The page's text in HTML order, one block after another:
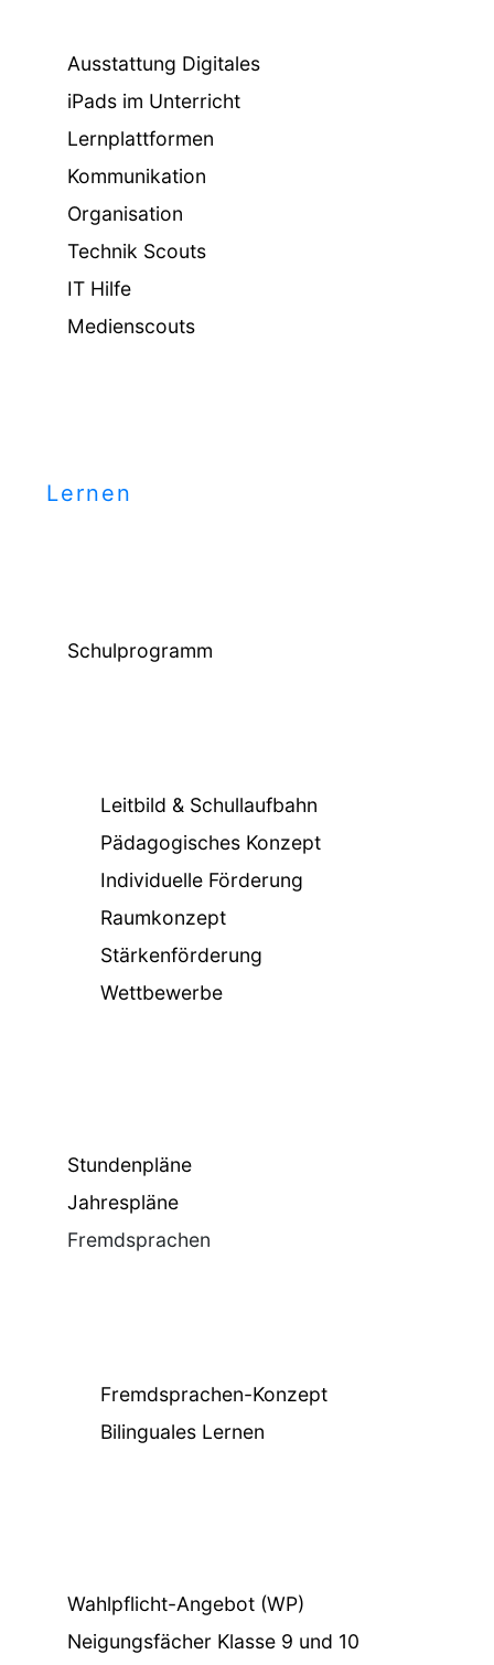
Ausstattung Digitales
iPads im Unterricht
Lernplattformen
Kommunikation
Organisation
Technik Scouts
IT Hilfe
Medienscouts
Lernen
Schulprogramm
Leitbild & Schullaufbahn
Pädagogisches Konzept
Individuelle Förderung
Raumkonzept
Stärkenförderung
Wettbewerbe
Stundenpläne
Jahrespläne
Fremdsprachen
Fremdsprachen-Konzept
Bilinguales Lernen
Wahlpflicht-Angebot (WP)
Neigungsfächer Klasse 9 und 10